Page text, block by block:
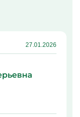
27.01.2026